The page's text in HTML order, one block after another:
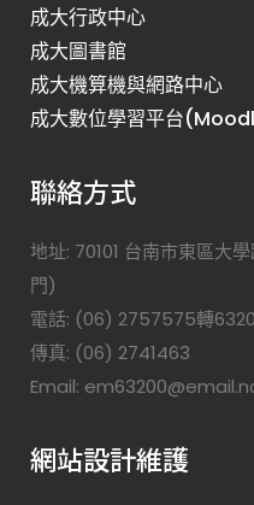
成大行政中心
成大圖書館
成大機算機與網路中心
成大數位學習平台
聯絡方式
地址: 70101 台南市東區大
門)
電話: (06) 2757575轉
傳真: (06) 2741463
Email:
網站設計維護